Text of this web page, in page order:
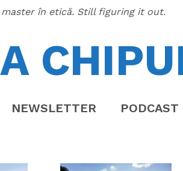
în etică. Still figuring it out.
NEWSLETTER PODCAST